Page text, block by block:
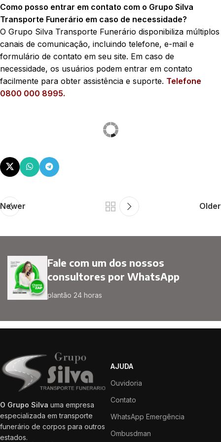
Como posso entrar em contato com o Grupo Silva
Transporte Funerário em caso de necessidade?
O Grupo Silva Transporte Funerário disponibiliza múltiplos
canais de comunicação, incluindo telefone, e-mail e
formulário de contato em seu site. Em caso de
necessidade, os usuários podem entrar em contato
facilmente para obter assistência e suporte. Telefone
0800 000 8995.
Newer Older
Fale com um dos nossos
consultores por WhatsApp
plantão 24 horas
O Grupo Silva uma empresa
especializada em transporte
funerário de corpos para outros
estados.
AJUDA
Ouvidoria
Contato
WhatsApp Emergência
Ombusdman